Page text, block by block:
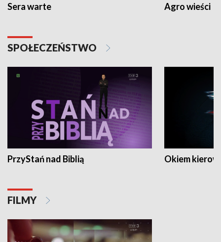
Sera warte Agro wieści
SPOŁECZEŃSTWO
PrzyStań nad Biblią Okiem
FILMY